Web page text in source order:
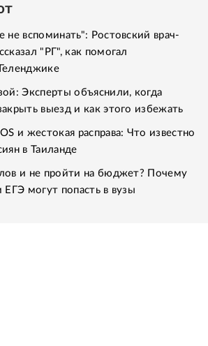
не вспоминать": Ростовский врач-
"РГ", как помогал
Эксперты объяснили, когда
выезд и как этого избежать
и жестокая расправа: Что известно
в Таиланде
и не пройти на бюджет? Почему
ЕГЭ могут попасть в вузы